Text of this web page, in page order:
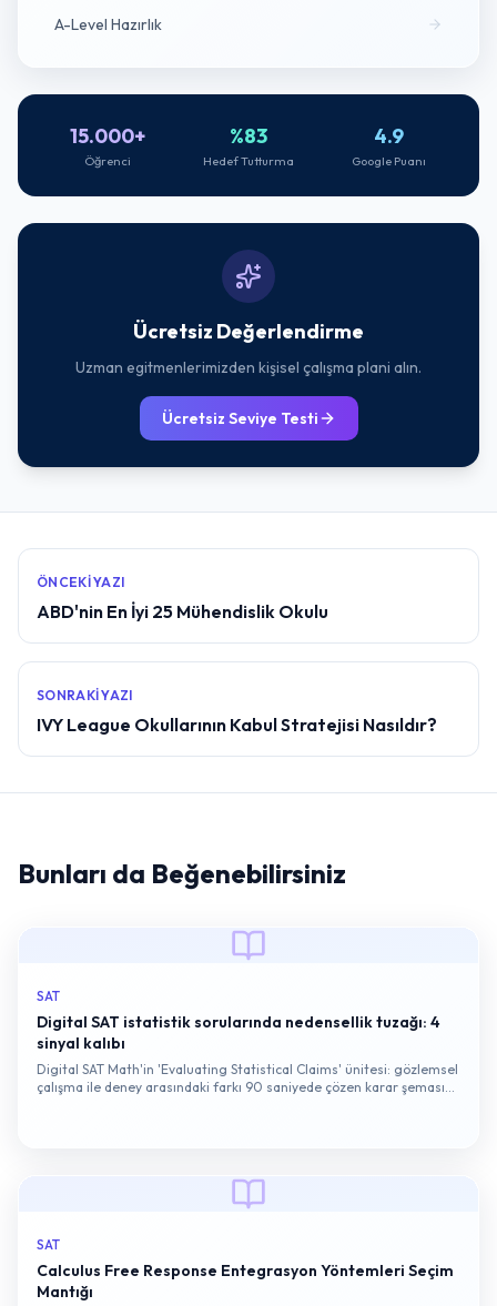
A-Level Hazırlık
15.000+
Öğrenci
%83
Hedef Tutturma
4.9
Google Puanı
Ücretsiz Değerlendirme
Uzman egitmenlerimizden kişisel çalışma plani alın.
Ücretsiz Seviye Testi
ÖNCEKI YAZI
ABD'nin En İyi 25 Mühendislik Okulu
SONRAKI YAZI
IVY League Okullarının Kabul Stratejisi Nasıldır?
Bunları da Beğenebilirsiniz
SAT
Digital SAT istatistik sorularında nedensellik tuzağı: 4
sinyal kalıbı
Digital SAT Math'in 'Evaluating Statistical Claims' ünitesi: gözlemsel
çalışma ile deney arasındaki farkı 90 saniyede çözen karar şeması
SAT
Calculus Free Response Entegrasyon Yöntemleri Seçim
Mantığı